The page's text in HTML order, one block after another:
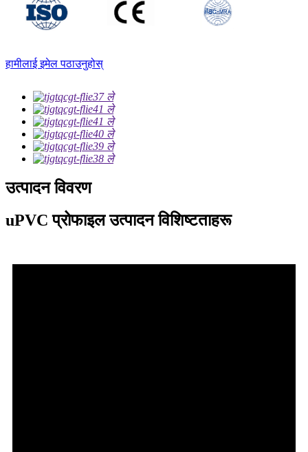
हामीलाई इमेल पठाउनुहोस्
उत्पादन विवरण
uPVC प्रोफाइल उत्पादन विशिष्टताहरू